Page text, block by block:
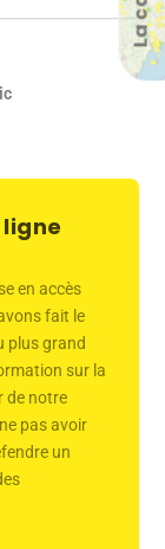
en accès
fait le
plus grand
sur la
de notre
pas avoir
un